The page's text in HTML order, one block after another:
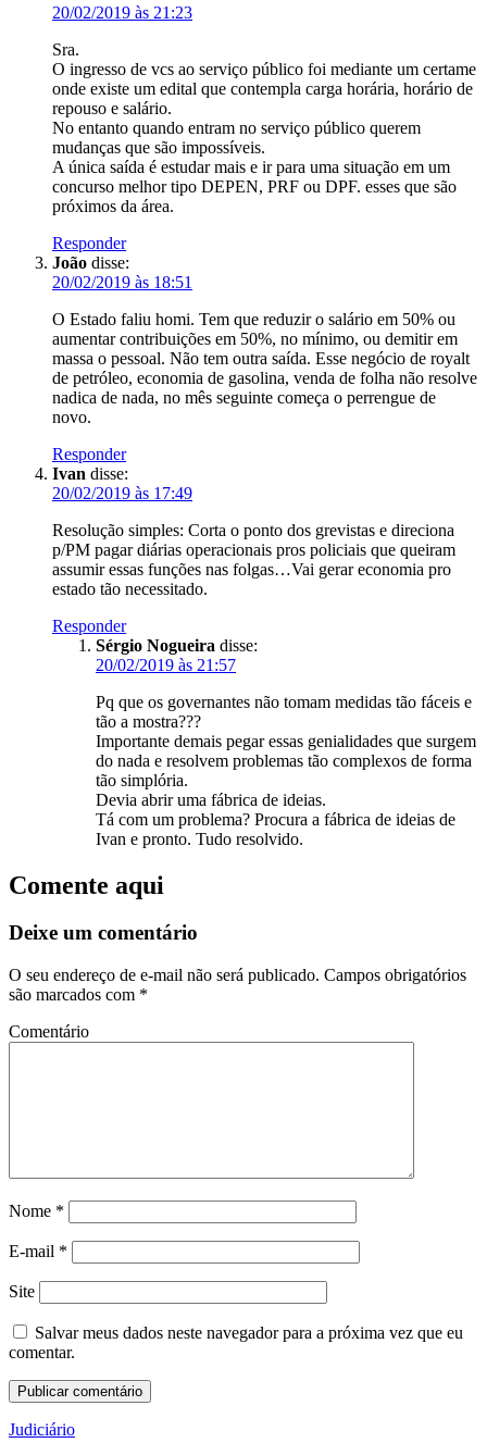
20/02/2019 às 21:23
Sra.
O ingresso de vcs ao serviço público foi mediante um certame
onde existe um edital que contempla carga horária, horário de
repouso e salário.
No entanto quando entram no serviço público querem
mudanças que são impossíveis.
A única saída é estudar mais e ir para uma situação em um
concurso melhor tipo DEPEN, PRF ou DPF. esses que são
próximos da área.
Responder
João disse:
20/02/2019 às 18:51
O Estado faliu homi. Tem que reduzir o salário em 50% ou
aumentar contribuições em 50%, no mínimo, ou demitir em
massa o pessoal. Não tem outra saída. Esse negócio de royalt
de petróleo, economia de gasolina, venda de folha não resolve
nadica de nada, no mês seguinte começa o perrengue de
novo.
Responder
Ivan disse:
20/02/2019 às 17:49
Resolução simples: Corta o ponto dos grevistas e direciona
p/PM pagar diárias operacionais pros policiais que queiram
assumir essas funções nas folgas…Vai gerar economia pro
estado tão necessitado.
Responder
Sérgio Nogueira disse:
20/02/2019 às 21:57
Pq que os governantes não tomam medidas tão fáceis e
tão a mostra???
Importante demais pegar essas genialidades que surgem
do nada e resolvem problemas tão complexos de forma
tão simplória.
Devia abrir uma fábrica de ideias.
Tá com um problema? Procura a fábrica de ideias de
Ivan e pronto. Tudo resolvido.
Comente aqui
Deixe um comentário
O seu endereço de e-mail não será publicado. Campos obrigatórios
são marcados com *
Comentário
Nome *
E-mail *
Site
Salvar meus dados neste navegador para a próxima vez que eu
comentar.
Judiciário